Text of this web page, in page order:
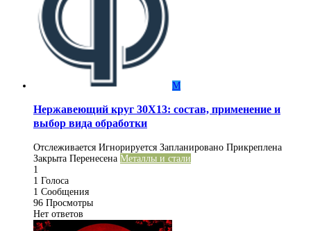
М
Нержавеющий круг 30Х13: состав, применение и
выбор вида обработки
Отслеживается Игнорируется Запланировано Прикреплена
Закрыта Перенесена Металлы и стали
1
1 Голоса
1 Сообщения
96 Просмотры
Нет ответов